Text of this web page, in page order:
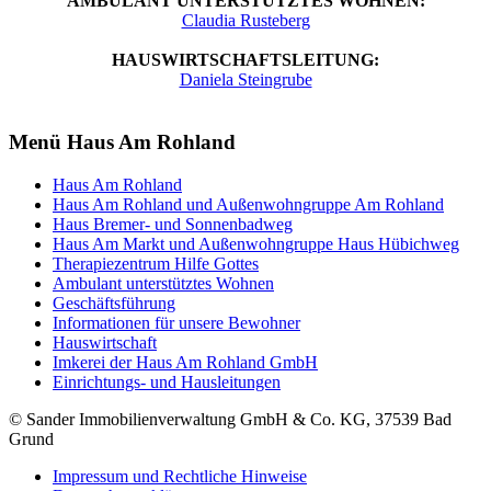
Claudia Rusteberg
HAUSWIRTSCHAFTSLEITUNG:
Daniela Steingrube
Menü Haus Am Rohland
Haus Am Rohland
Haus Am Rohland und Außenwohngruppe Am Rohland
Haus Bremer- und Sonnenbadweg
Haus Am Markt und Außenwohngruppe Haus Hübichweg
Therapiezentrum Hilfe Gottes
Ambulant unterstütztes Wohnen
Geschäftsführung
Informationen für unsere Bewohner
Hauswirtschaft
Imkerei der Haus Am Rohland GmbH
Einrichtungs- und Hausleitungen
© Sander Immobilienverwaltung GmbH & Co. KG, 37539 Bad
Grund
Impressum und Rechtliche Hinweise